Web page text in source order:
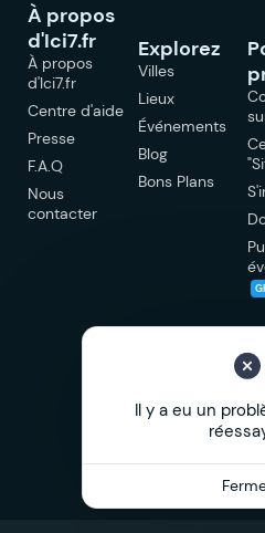
À propos
d'Ici7.fr
À propos
d'Ici7.fr
Centre d'aide
Presse
F.A.Q
Nous
contacter
Explorez
Villes
Lieux
Événements
Blog
Bons Plans
Il y a eu un